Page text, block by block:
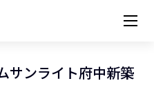
サンライト府中新築